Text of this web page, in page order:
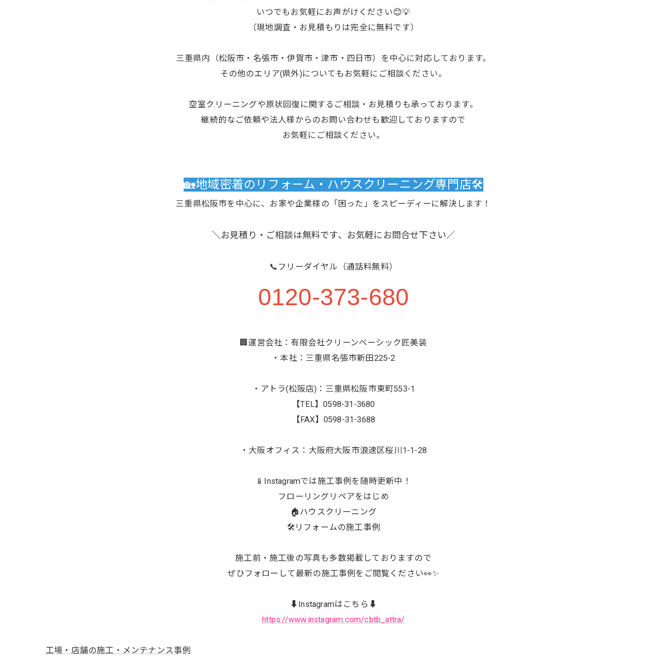
いつでもお気軽にお声がけください😊💡
（現地調査・お見積もりは完全に無料です）
三重県内（松阪市・名張市・伊賀市・津市・四日市）を中心に対応しております。
その他のエリア(県外)についてもお気軽にご相談ください。
空室クリーニングや原状回復に関するご相談・お見積りも承っております。
継続的なご依頼や法人様からのお問い合わせも歓迎しておりますので
お気軽にご相談ください。
🏡地域密着のリフォーム・ハウスクリーニング専門店🛠️
三重県松阪市を中心に、お家や企業様の「困った」をスピーディーに解決します！
＼お見積り・ご相談は無料です、お気軽にお問合せ下さい／
📞フリーダイヤル（通話料無料）
0120-373-680
🏢運営会社：有限会社クリーンベーシック匠美装
・本社：三重県名張市新田225-2
・アトラ(松阪店)：三重県松阪市東町553-1
【TEL】0598-31-3680
【FAX】0598-31-3688
・大阪オフィス：大阪府大阪市浪速区桜川1-1-28
📱Instagramでは施工事例を随時更新中！
フローリングリペアをはじめ
🏠ハウスクリーニング
🛠️リフォームの施工事例
施工前・施工後の写真も多数掲載しておりますので
ぜひフォローして最新の施工事例をご閲覧ください👀✨
⬇️Instagramはこちら⬇️
https://www.instagram.com/cbtb_attra/
工場・店舗の施工・メンテナンス事例